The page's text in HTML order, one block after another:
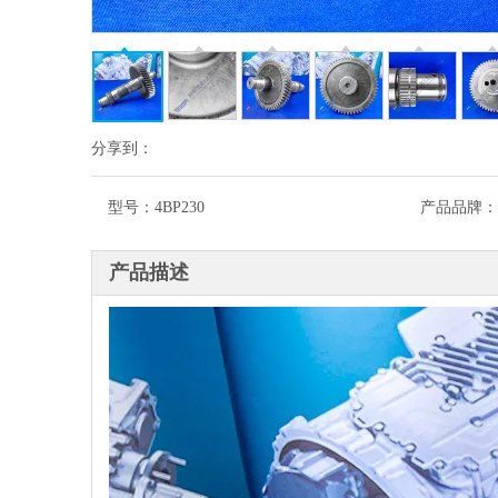
分享到：
型号： 4BP230 产品品牌：
产品描述